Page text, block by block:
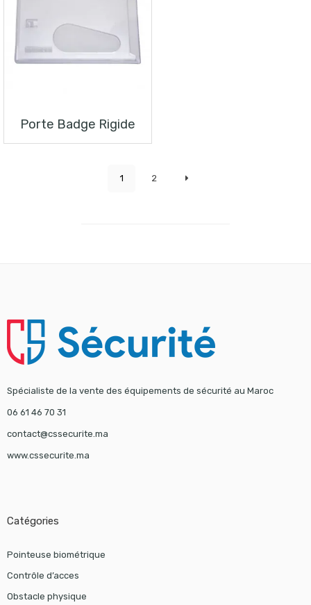
Porte Badge Rigide
1 2
Spécialiste de la vente des équipements de sécurité au Maroc
06 61 46 70 31
contact@cssecurite.ma
www.cssecurite.ma
Catégories
Pointeuse biométrique
Contrôle d’acces
Obstacle physique